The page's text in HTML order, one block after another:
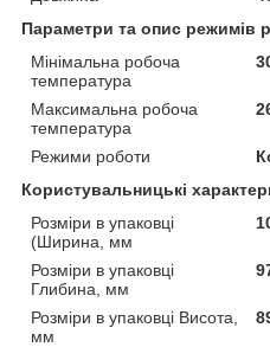
Параметри та опис режимів
Мінімальна робоча
температура
Максимальна робоча
температура
Режими роботи
Користувальницькі
Розміри в упаковці
(Ширина, мм
Розміри в упаковці
Глибина, мм
Розміри в упаковці Висота,
мм